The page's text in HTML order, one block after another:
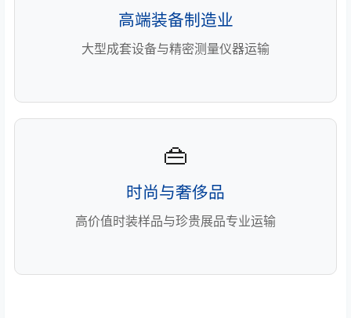
高端装备制造业
大型成套设备与精密测量仪器运输
👜
时尚与奢侈品
高价值时装样品与珍贵展品专业运输